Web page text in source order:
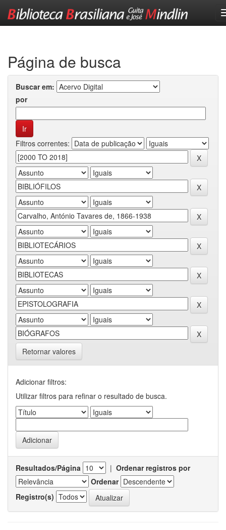
Página de busca
Buscar em:
por
Filtros correntes:
Retornar valores
Adicionar filtros:
Utilizar filtros para refinar o resultado de busca.
Resultados/Página | Ordenar registros por
Ordenar
Registro(s)